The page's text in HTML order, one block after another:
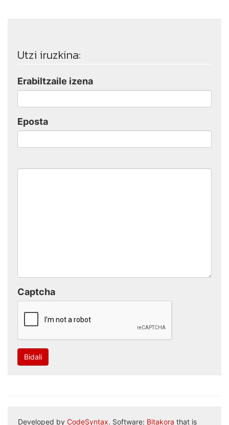
Utzi iruzkina:
Erabiltzaile izena
Eposta
Captcha
Bidali
Developed by CodeSyntax. Software: Bitakora that is